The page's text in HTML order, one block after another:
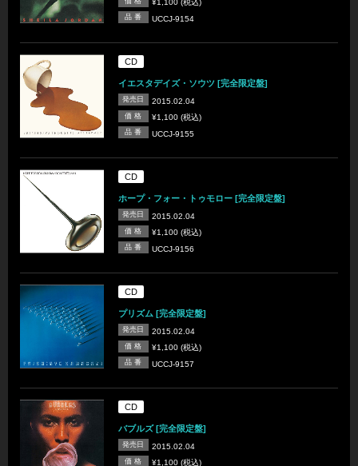
¥1,100 (税込)
品 番 UCCJ-9154
CD
イエスタデイズ・ソウツ [完全限定盤]
発売日 2015.02.04
価 格 ¥1,100 (税込)
品 番 UCCJ-9155
CD
ホープ・フォー・トゥモロー [完全限定盤]
発売日 2015.02.04
価 格 ¥1,100 (税込)
品 番 UCCJ-9156
CD
プリズム [完全限定盤]
発売日 2015.02.04
価 格 ¥1,100 (税込)
品 番 UCCJ-9157
CD
バブルズ [完全限定盤]
発売日 2015.02.04
価 格 ¥1,100 (税込)